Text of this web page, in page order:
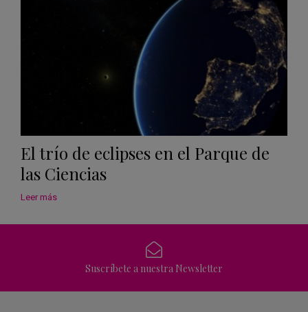
El trío de eclipses en el Parque de
las Ciencias
Leer más
Suscríbete a nuestra Newsletter